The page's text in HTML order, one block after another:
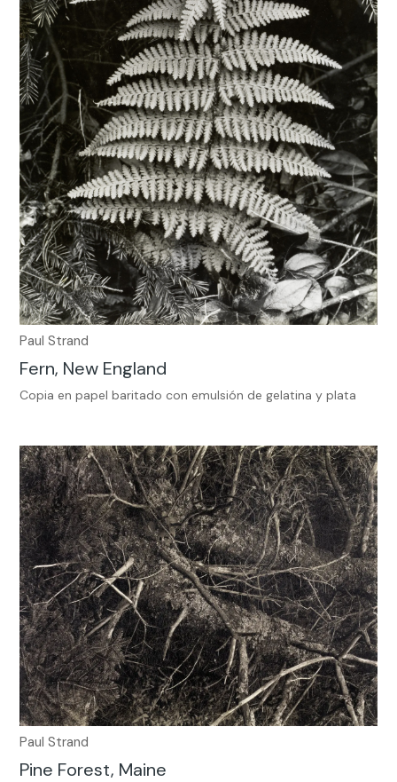
Paul Strand
Fern, New England
Copia en papel baritado con emulsión de gelatina y plata
Paul Strand
Pine Forest, Maine